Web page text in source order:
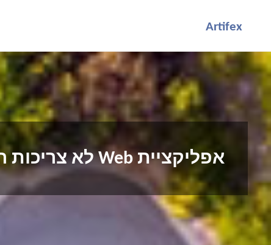
Artifex
אפליקציית Web לא צריכות התקנה… האומנם?